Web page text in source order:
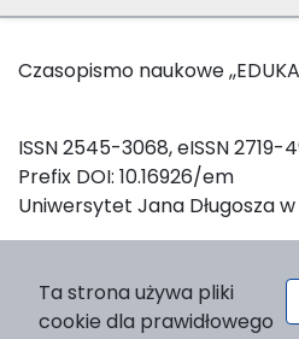
Czasopismo naukowe
ISSN 2545-3068, eISSN 2719-
Prefix DOI: 10.16926/em
Uniwersytet Jana Długosza
W celu zainicjowania oraz
także w celach statystycznych,
Ta strona używa pliki
cookie dla prawidłowego